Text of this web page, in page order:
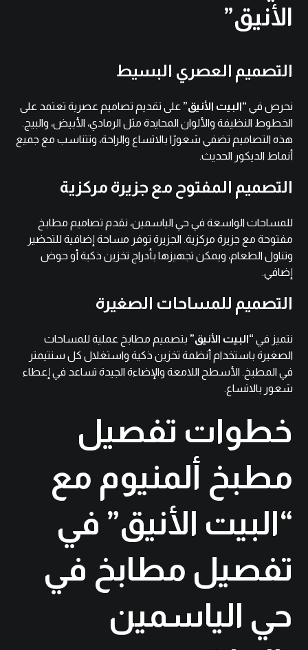
الأنيق”
التصميم العصري البسيط
نحرص في “البيت الأنيق” على تقديم تصاميم عصرية تعتمد على
الخطوط النظيفة والألوان المحايدة مثل الرمادي، الأبيض، والبيج.
هذه التصاميم تضفي شعورًا بالاتساع والراحة، وتتناسب مع جميع
أنماط الديكور الحديث.
التصميم المفتوح مع جزيرة مركزية
للمساحات الواسعة في حي الياسمين، نقدم تصاميم مطابخ
مفتوحة مع جزيرة مركزية. الجزيرة توفر مساحة إضافية للتحضير
وتناول الطعام، ويمكن تجهيزها بأدراج تخزين ذكية أو حوض
إضافي.
التصميم للمساحات الصغيرة
نتميز في “البيت الأنيق” بتصميم مطابخ عملية للمساحات
الصغيرة باستخدام أنظمة تخزين ذكية واستغلال كل سنتيمتر
في المطبخ. الأسطح اللامعة والإضاءة الجيدة تساعد في إعطاء
شعور بالاتساع.
خطوات تفصيل
مطبخ ألمنيوم مع
“البيت الأنيق” في
تفصيل مطابخ في
حي الياسمين